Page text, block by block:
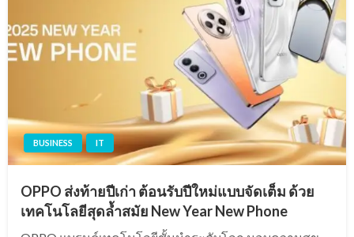
BUSINESS IT
OPPO ส่งท้ายปีเก่า ต้อนรับปีใหม่แบบจัดเต็ม ด้วย
เทคโนโลยีสุดล้ำสมัย New Year New Phone